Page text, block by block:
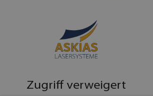
Zugriff verweigert